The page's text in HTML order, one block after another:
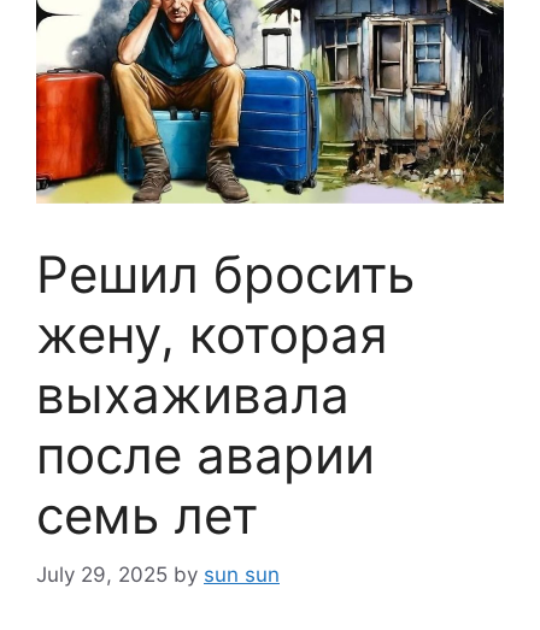
Решил бросить
жену, которая
выхаживала
после аварии
семь лет
July 29, 2025 by sun sun